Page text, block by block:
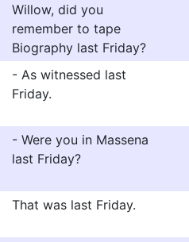
Willow, did you
remember to tape
Biography last Friday?
- As witnessed last
Friday.
- Were you in Massena
last Friday?
That was last Friday.